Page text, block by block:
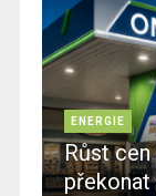
ENERGIE
Růst cen